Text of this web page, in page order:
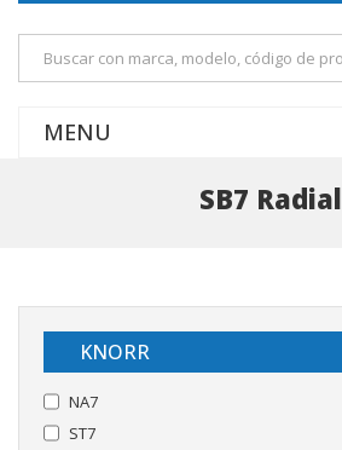
MENU
SB7 Radial
KNORR
NA7
ST7